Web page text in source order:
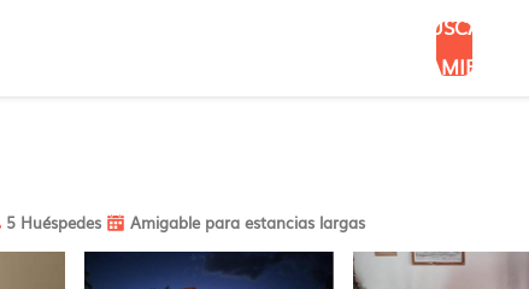
BUSCAR
ALOJAMIENTOS
5 Huéspedes Amigable para estancias largas